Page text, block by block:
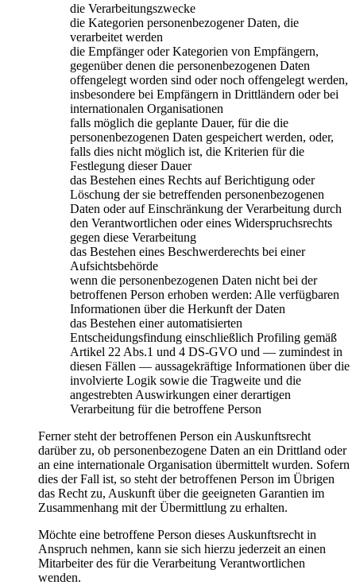
die Verarbeitungszwecke
die Kategorien personenbezogener Daten, die
verarbeitet werden
die Empfänger oder Kategorien von Empfängern,
gegenüber denen die personenbezogenen Daten
offengelegt worden sind oder noch offengelegt werden,
insbesondere bei Empfängern in Drittländern oder bei
internationalen Organisationen
falls möglich die geplante Dauer, für die die
personenbezogenen Daten gespeichert werden, oder,
falls dies nicht möglich ist, die Kriterien für die
Festlegung dieser Dauer
das Bestehen eines Rechts auf Berichtigung oder
Löschung der sie betreffenden personenbezogenen
Daten oder auf Einschränkung der Verarbeitung durch
den Verantwortlichen oder eines Widerspruchsrechts
gegen diese Verarbeitung
das Bestehen eines Beschwerderechts bei einer
Aufsichtsbehörde
wenn die personenbezogenen Daten nicht bei der
betroffenen Person erhoben werden: Alle verfügbaren
Informationen über die Herkunft der Daten
das Bestehen einer automatisierten
Entscheidungsfindung einschließlich Profiling gemäß
Artikel 22 Abs.1 und 4 DS-GVO und — zumindest in
diesen Fällen — aussagekräftige Informationen über die
involvierte Logik sowie die Tragweite und die
angestrebten Auswirkungen einer derartigen
Verarbeitung für die betroffene Person
Ferner steht der betroffenen Person ein Auskunftsrecht
darüber zu, ob personenbezogene Daten an ein Drittland oder
an eine internationale Organisation übermittelt wurden. Sofern
dies der Fall ist, so steht der betroffenen Person im Übrigen
das Recht zu, Auskunft über die geeigneten Garantien im
Zusammenhang mit der Übermittlung zu erhalten.
Möchte eine betroffene Person dieses Auskunftsrecht in
Anspruch nehmen, kann sie sich hierzu jederzeit an einen
Mitarbeiter des für die Verarbeitung Verantwortlichen
wenden.